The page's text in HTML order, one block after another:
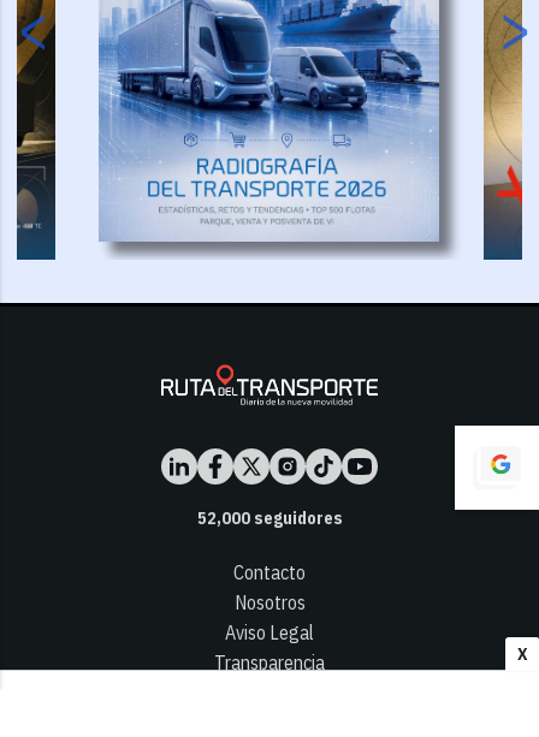
X
52,000seguidores
Contacto
Nosotros
Aviso Legal
Transparencia